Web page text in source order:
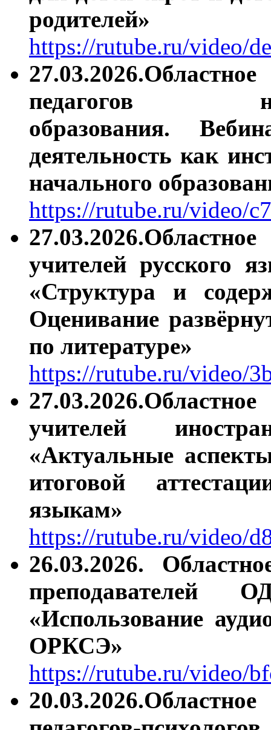
родителей»
https://rutube.ru/video/
педагогов
образования.
деятельность как
начального
https://rutube.ru/video/
учителей русского
«Структура и
Оценивание
по литературе»
https://rutube.ru/video/
27.03.2026.
учителей
«Актуальные
итоговой
языкам»
https://rutube.ru/video/
26.03.2026.
«Использование
ОРКСЭ»
https://rutube.ru/video/
20.03.2026.